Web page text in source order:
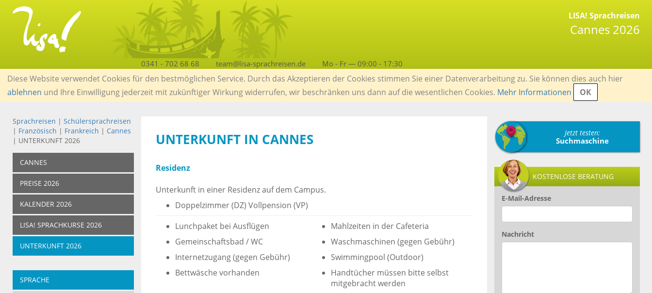
LISA! Sprachreisen
Cannes 2026
0341 - 702 68 68 team@lisa-sprachreisen.de Mo - Fr — 09:00 - 17:30
Diese Website verwendet Cookies für den bestmöglichen Service. Durch das Akzeptieren der Cookies stimmen Sie einer Datenverarbeitung zu. Sie können dies auch hier
ablehnen und Ihre Einwilligung jederzeit mit zukünftiger Wirkung widerrufen, wir beschränken uns dann auf die wesentlichen Cookies. Mehr Informationen OK
Sprachreisen | Schülersprachreisen
| Französisch | Frankreich | Cannes
| UNTERKUNFT 2026
CANNES
PREISE 2026
KALENDER 2026
LISA! SPRACHKURSE 2026
UNTERKUNFT 2026
SPRACHE
UNTERKUNFT IN CANNES
Residenz
Unterkunft in einer Residenz auf dem Campus.
Doppelzimmer (DZ) Vollpension (VP)
Lunchpaket bei Ausflügen
Mahlzeiten in der Cafeteria
Gemeinschaftsbad / WC
Waschmaschinen (gegen Gebühr)
Internetzugang (gegen Gebühr)
Swimmingpool (Outdoor)
Bettwäsche vorhanden
Handtücher müssen bitte selbst
mitgebracht werden
Jetzt testen:
Suchmaschine
KOSTENLOSE BERATUNG
E-Mail-Adresse
Nachricht